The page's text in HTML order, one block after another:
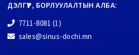
ДЭЛГҮҮР, БОРЛУУЛАЛТЫН АЛБА:
7711-8081 (1)
sales@sinus-dochi.mn